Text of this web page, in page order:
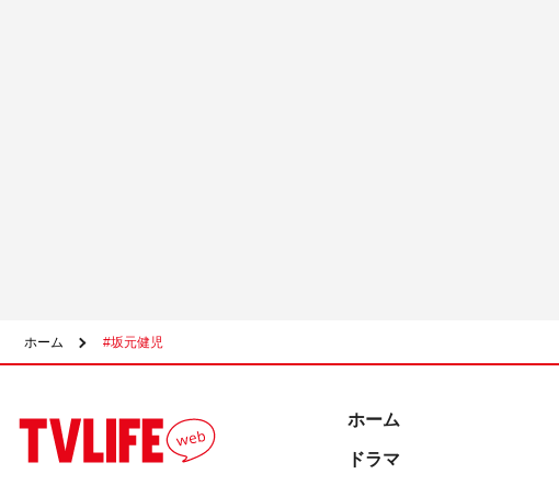
ホーム #坂元健児
ホーム
ドラマ